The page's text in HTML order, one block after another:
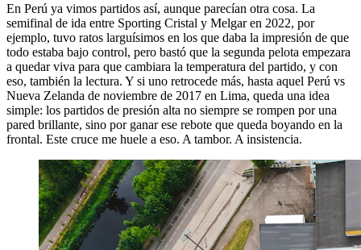
En Perú ya vimos partidos así, aunque parecían otra cosa. La
semifinal de ida entre Sporting Cristal y Melgar en 2022, por
ejemplo, tuvo ratos larguísimos en los que daba la impresión de que
todo estaba bajo control, pero bastó que la segunda pelota empezara
a quedar viva para que cambiara la temperatura del partido, y con
eso, también la lectura. Y si uno retrocede más, hasta aquel Perú vs
Nueva Zelanda de noviembre de 2017 en Lima, queda una idea
simple: los partidos de presión alta no siempre se rompen por una
pared brillante, sino por ganar ese rebote que queda boyando en la
frontal. Este cruce me huele a eso. A tambor. A insistencia.